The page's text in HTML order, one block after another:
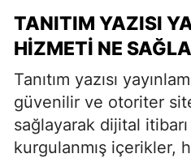
TANITIM YAZISI
HIZMETI NE
Tanıtım yazısı
güvenilir ve otoriter
sağlayarak dijital
kurgulanmış içerikler,